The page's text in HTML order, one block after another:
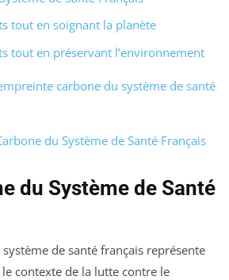
tout en soignant la planète
tout en préservant l’environnement
carbone du système de santé
du Système de Santé Français
du Système de Santé
système de santé français représente
contexte de la lutte contre le